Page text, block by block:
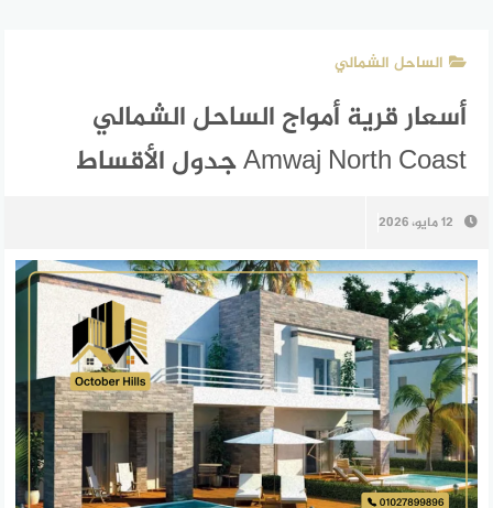
الساحل الشمالي
أسعار قرية أمواج الساحل الشمالي
Amwaj North Coast جدول الأقساط
12 مايو، 2026